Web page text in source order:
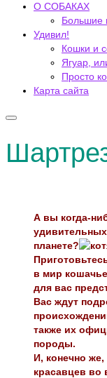
О СОБАКАХ
Большие
Удивил!
Кошки и
Ягуар,
Просто
Карта сайта
А вы когда-
планете?
в мир
для вас
Вас ждут
также их
породы.
И, конечно
красавцев во